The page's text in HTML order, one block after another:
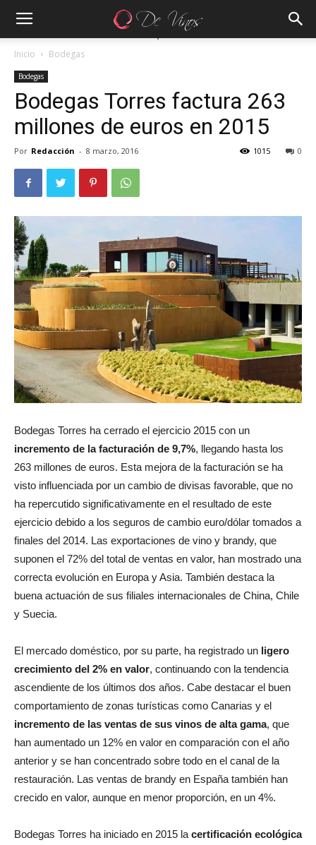
Inicio Bodegas
Bodegas
Bodegas Torres factura 263
millones de euros en 2015
Por Redacción - 8 marzo, 2016 0
1015
Bodegas Torres ha cerrado el ejercicio 2015 con un
incremento de la facturación de 9,7%, llegando hasta los
263 millones de euros. Esta mejora de la facturación se ha
visto influenciada por un cambio de divisas favorable, que no
ha repercutido significativamente en el resultado de este
ejercicio debido a los seguros de cambio euro/dólar tomados a
finales del 2014. Las exportaciones de vino y brandy, que
suponen el 72% del total de ventas en valor, han mostrado una
correcta evolución en Europa y Asia. También destaca la
buena actuación de sus filiales internacionales de China, Chile
y Suecia.
El mercado doméstico, por su parte, ha registrado un ligero
crecimiento del 2% en valor, continuando con la tendencia
ascendiente de los últimos dos años. Cabe destacar el buen
comportamiento de zonas turísticas como Canarias y el
incremento de las ventas de sus vinos de alta gama, que
han aumentado un 12% en valor en comparación con el año
anterior y se han concentrado sobre todo en el canal de la
restauración. Las ventas de brandy en España también han
crecido en valor, aunque en menor proporción, en un 4%.
Bodegas Torres ha iniciado en 2015 la certificación ecológica